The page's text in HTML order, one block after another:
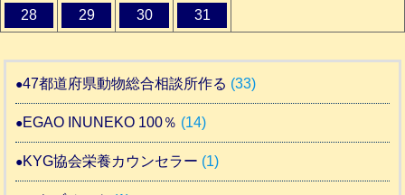
28 29 30 31
47都道府県動物総合相談所作る (33)
EGAO INUNEKO 100％ (14)
KYG協会栄養カウンセラー (1)